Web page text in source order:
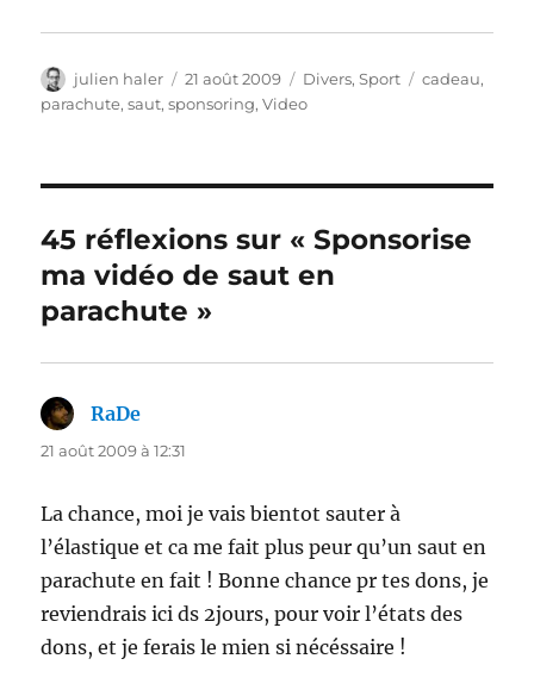
Auteur
julien haler
Publié
le
21 août 2009 Catégories
Divers,Sport Étiquettes
cadeau,
parachute,saut,sponsoring,Video
45 réflexions sur « Sponsorise
ma vidéo de saut en
parachute »
RaDe
21 août 2009 à 12:31
La chance, moi je vais bientot sauter à
l’élastique et ca me fait plus peur qu’un saut en
parachute en fait ! Bonne chance pr tes dons, je
reviendrais ici ds 2jours, pour voir l’états des
dons, et je ferais le mien si nécéssaire !